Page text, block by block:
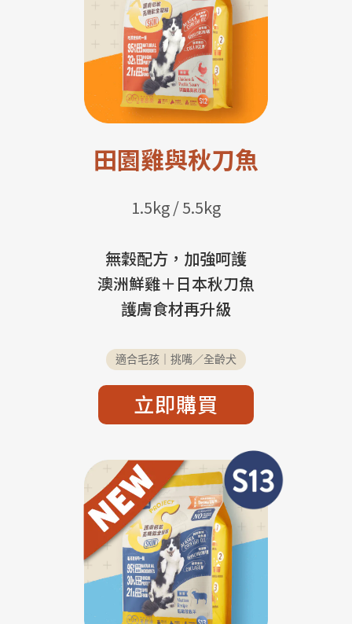
田園雞與秋刀魚
1.5kg / 5.5kg
無穀配方，加強呵護
澳洲鮮雞＋日本秋刀魚
護膚食材再升級
適合毛孩｜挑嘴／全齡犬
立即購買